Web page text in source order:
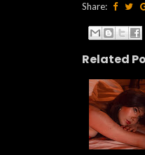
Share:
Related